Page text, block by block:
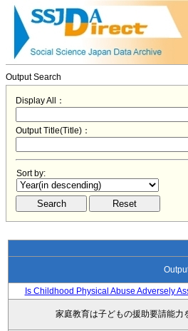
Output Search
Display All：
Output Title(Title)：
Sort by:
Is Childhood Physical Abuse Adversely
家庭教育は子どもの援助要請能